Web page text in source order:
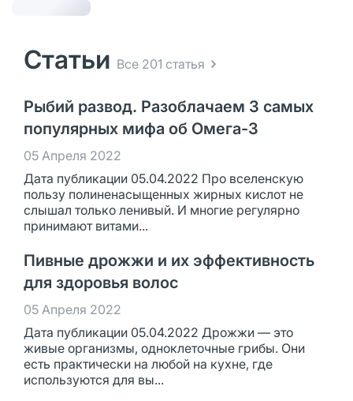
Статьи Все 201 статья
Рыбий развод. Разоблачаем 3 самых
популярных мифа об Омега-3
05 Апреля 2022
Дата публикации 05.04.2022 Про вселенскую
пользу полиненасыщенных жирных кислот не
слышал только ленивый. И многие регулярно
принимают витами...
Пивные дрожжи и их эффективность
для здоровья волос
05 Апреля 2022
Дата публикации 05.04.2022 Дрожжи — это
живые организмы, одноклеточные грибы. Они
есть практически на любой на кухне, где
используются для вы...